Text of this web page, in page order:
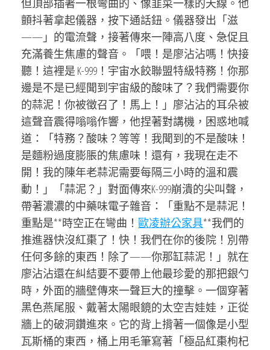
但頂部插著一根彎曲的、像韭菜一樣的天線。他
顫抖著拿起儀器，按下通話鈕。儀器發出「滋
——」的電流聲，接著傳來一陣高八度、急促且
充滿養生焦慮的聲音。「喂！是廖沾沾嗎！快接
聽！這裡是 K-999！宇宙水餃聯盟特級特務！你那
邊是不是已經聞到宇宙級的酸味了？我們需要你
的蒜泥！你被徵召了！馬上！」廖沾沾的耳朵被
這聲音震得嗡嗡作響，他捏著對講機，困惑地喊
道：「特務？酸味？等等！我聞到的不是酸味！
是麵粉過度膨脹的焦慮味！還有，我現在走不
開！我的陳年老蒜泥需要每隔三小時的溫和震
動！」「蒜泥？」對面傳來K-999崩潰的尖叫聲，
帶著濃濃的中藥味電子雜音：「重點不是蒜泥！
重點是**時空正在彎曲！ 歐凌辦公家具**我們的
推進器快沒紅棗了！快！我們在你的後院！別帶
任何多餘的東西！除了——你那缸蒜泥！」就在
廖沾沾還在糾結要不要帶上他最珍愛的那把銀勺
時，外面的牆壁傳來一聲巨大的撞擊。一個穿著
黑色燕尾服、戴著太陽眼鏡的太空吉娃娃，正從
牆上的破洞鑽進來。它的背上揹著一個像是小型
瓦斯桶的東西，桶上用毛筆寫著「極品紅棗枸杞